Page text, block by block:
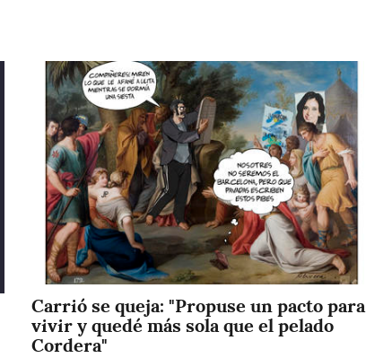
Imagen
Carrió se queja: "Propuse un pacto para
vivir y quedé más sola que el pelado
Cordera"